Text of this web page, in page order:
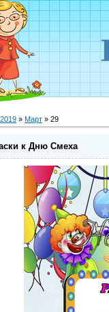
2019 » Март » 29
к Дню Смеха